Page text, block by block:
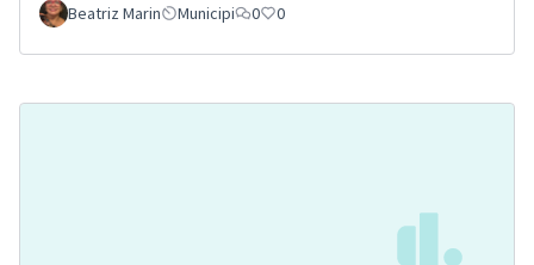
Beatriz Marin
Municipi 0 0